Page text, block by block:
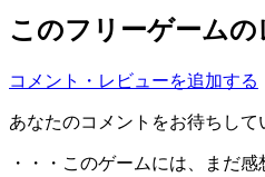
このフリーゲームの
コメント・レビューを追加する
あなたのコメントをお待ちして
・・・このゲームには、まだ